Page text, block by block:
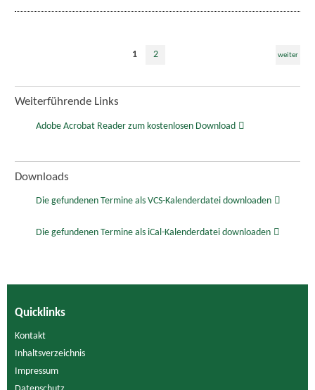
1 2 weiter
Weiterführende Links
Adobe Acrobat Reader zum kostenlosen Download
Downloads
Die gefundenen Termine als VCS-Kalenderdatei downloaden
Die gefundenen Termine als iCal-Kalenderdatei downloaden
Quicklinks
Kontakt
Inhaltsverzeichnis
Impressum